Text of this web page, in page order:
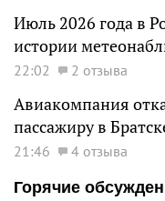
Июль 2026 года в
истории
22:02 2 отзыва
Авиакомпания
пассажиру в
21:46
4 отзыва
Горячие